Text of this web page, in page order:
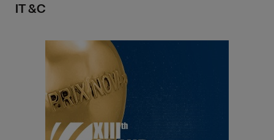
IT &C